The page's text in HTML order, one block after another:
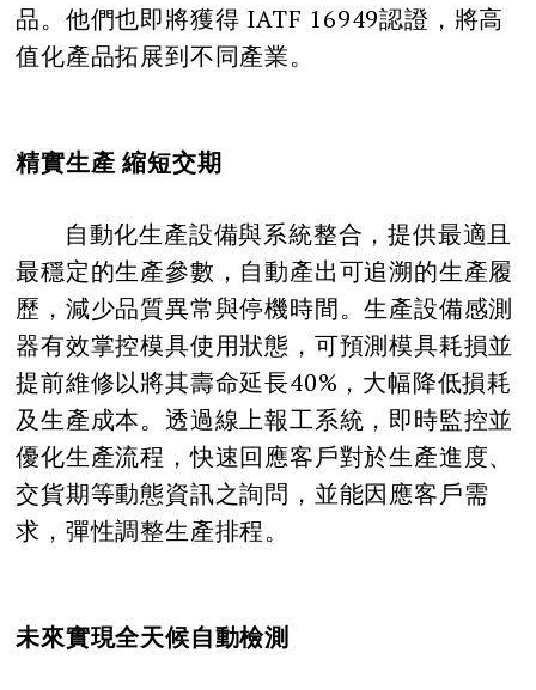
品。他們也即將獲得 IATF 16949認證，將高
值化產品拓展到不同產業。
精實生產 縮短交期
自動化生產設備與系統整合，提供最適且
最穩定的生產參數，自動產出可追溯的生產履
歷，減少品質異常與停機時間。生產設備感測
器有效掌控模具使用狀態，可預測模具耗損並
提前維修以將其壽命延長40%，大幅降低損耗
及生產成本。透過線上報工系統，即時監控並
優化生產流程，快速回應客戶對於生產進度、
交貨期等動態資訊之詢問，並能因應客戶需
求，彈性調整生產排程。
未來實現全天候自動檢測